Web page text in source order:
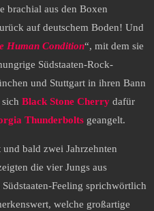
brachial aus den Boxen
auf deutschem Boden! Und
Human Condition“, mit dem sie
Südstaaten-Rock-
und Stuttgart in ihren Bann
Black Stone Cherry dafür
Thunderbolts geangelt.
bald zwei Jahrzehnten
die vier Jungs aus
Feeling sprichwörtlich
welche großartige